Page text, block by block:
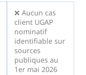
❌ Aucun cas
client UGAP
nominatif
identifiable sur
sources
publiques au
1er mai 2026